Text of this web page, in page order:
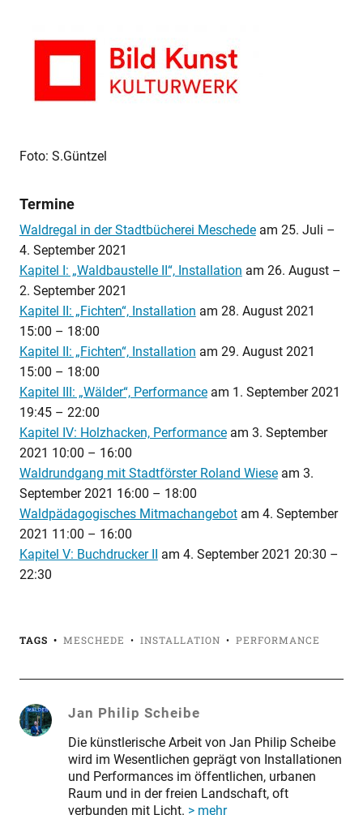
Foto: S.Güntzel
Termine
Waldregal in der Stadtbücherei Meschedeam 25. Juli –
4. September 2021
Kapitel I: „Waldbaustelle II“, Installation am 26. August–
2. September 2021
Kapitel II: „Fichten“, Installation am 28. August 2021
15:00 – 18:00
Kapitel II: „Fichten“, Installation am 29. August 2021
15:00 – 18:00
Kapitel III: „Wälder“, Performanceam 1. September 2021
19:45– 22:00
Kapitel IV: Holzhacken, Performanceam 3. September
2021 10:00 – 16:00
Waldrundgang mit Stadtförster Roland Wieseam 3.
September 2021 16:00 – 18:00
Waldpädagogisches Mitmachangebotam 4. September
2021 11:00 – 16:00
Kapitel V: Buchdrucker II
am 4. September 2021 20:30 –
22:30
TAGS MESCHEDE INSTALLATION PERFORMANCE
Jan Philip Scheibe
Die künstlerische Arbeit von Jan Philip Scheibe
wird im Wesentlichen geprägt von Installationen
und Performances im öffentlichen, urbanen
Raum und in der freien Landschaft, oft
verbunden mit Licht. > mehr